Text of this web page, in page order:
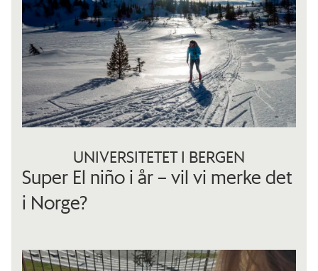
UNIVERSITETET I BERGEN
Super El niño i år – vil vi merke det
i Norge?